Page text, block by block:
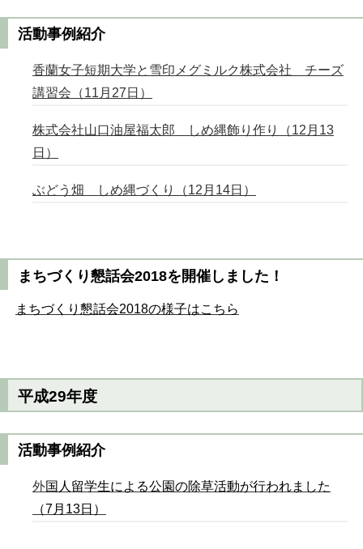
活動事例紹介
香蘭女子短期大学と雪印メグミルク株式会社 チーズ
講習会（11月27日）
株式会社山口油屋福太郎 しめ縄飾り作り（12月13
日）
ぶどう畑 しめ縄づくり（12月14日）
まちづくり懇話会2018を開催しました！
まちづくり懇話会2018の様子はこちら
平成29年度
活動事例紹介
外国人留学生による公園の除草活動が行われました
（7月13日）